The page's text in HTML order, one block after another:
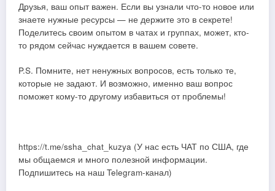
Друзья, ваш опыт важен. Если вы узнали что-то новое или
знаете нужные ресурсы — не держите это в секрете!
Поделитесь своим опытом в чатах и группах, может, кто-
то рядом сейчас нуждается в вашем совете.
P.S. Помните, нет ненужных вопросов, есть только те,
которые не задают. И возможно, именно ваш вопрос
поможет кому-то другому избавиться от проблемы!
https://t.me/ssha_chat_kuzya (У нас есть ЧАТ по США, где
мы общаемся и много полезной информации.
Подпишитесь на наш Telegram-канал)